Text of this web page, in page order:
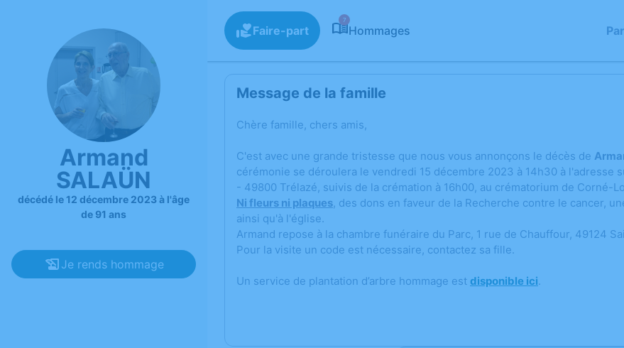
Armand
SALAÜN
décédé le 12 décembre 2023 à l'âge
de 91 ans
Je rends hommage
Faire-part
7
Hommages
Message de la famille
Chère famille, chers amis,
C'est avec une grande tristesse que nous vous annonçons le décès de
cérémonie se déroulera le vendredi 15 décembre 2023 à 14h30 à l'adresse
- 49800 Trélazé, suivis de la crémation à 16h00, au crématorium de Corné-
Ni fleurs ni plaques, des dons en faveur de la Recherche contre le cancer,
ainsi qu'à l'église.
Armand repose à la chambre funéraire du Parc, 1 rue de Chauffour, 49124
Pour la visite un code est nécessaire, contactez sa fille.
Un service de plantation d’arbre hommage est disponible ici.